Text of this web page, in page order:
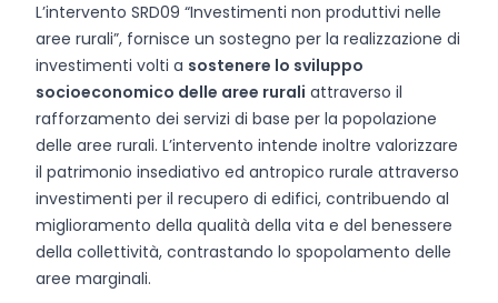
L’intervento SRD09 “Investimenti non produttivi nelle
aree rurali”, fornisce un sostegno per la realizzazione di
investimenti volti a sostenere lo sviluppo
socioeconomico delle aree rurali attraverso il
rafforzamento dei servizi di base per la popolazione
delle aree rurali. L’intervento intende inoltre valorizzare
il patrimonio insediativo ed antropico rurale attraverso
investimenti per il recupero di edifici, contribuendo al
miglioramento della qualità della vita e del benessere
della collettività, contrastando lo spopolamento delle
aree marginali.